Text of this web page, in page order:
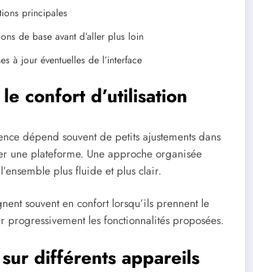
principales
de base avant d’aller plus loin
à jour éventuelles de l’interface
confort d’utilisation
dépend souvent de petits ajustements dans
une plateforme. Une approche organisée
plus fluide et plus clair.
souvent en confort lorsqu’ils prennent le
progressivement les fonctionnalités proposées.
différents appareils